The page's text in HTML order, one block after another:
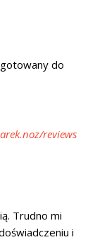
do
reviews
Trudno mi
i